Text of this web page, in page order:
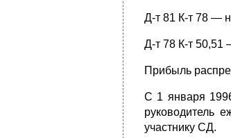
Д-т 81 К-т 78 —
Д-т 78 К-т 50,51
Прибыль
С 1 января
руководитель
участнику СД.